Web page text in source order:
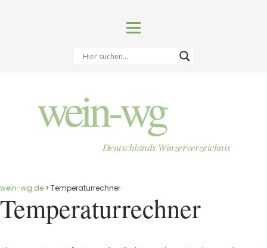
wein-wg
Deutschlands Winzerverzeichnis
wein-wg.de > Temperaturrechner
Temperaturrechner